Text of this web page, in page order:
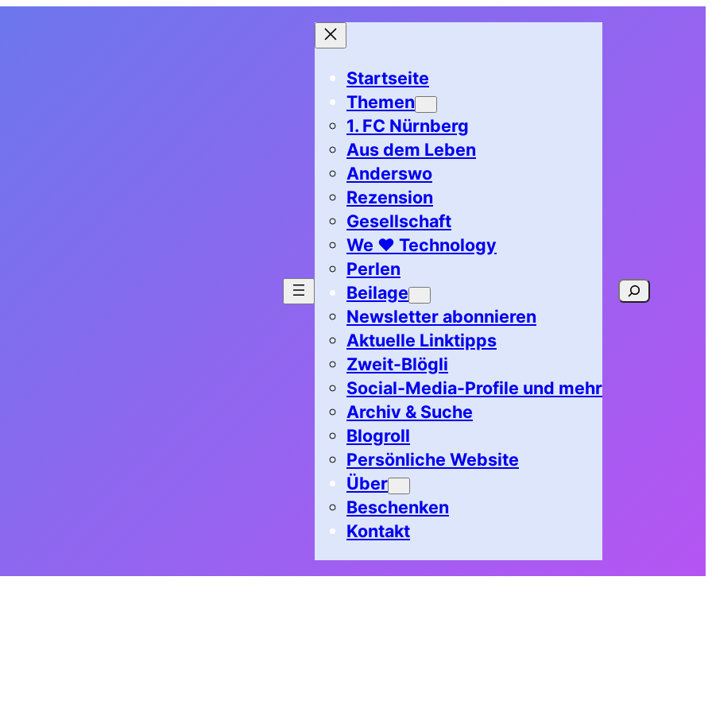
Startseite
Themen
1. FC Nürnberg
Aus dem Leben
Anderswo
Rezension
Gesellschaft
We ♥ Technology
Perlen
Beilage
Newsletter abonnieren
Aktuelle Linktipps
Zweit-Blögli
Social-Media-Profile und mehr
Archiv & Suche
Blogroll
Persönliche Website
Über
Beschenken
Kontakt
Suchen